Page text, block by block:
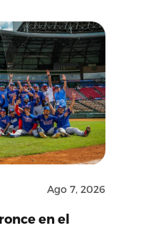
Ago 7, 2026
en el